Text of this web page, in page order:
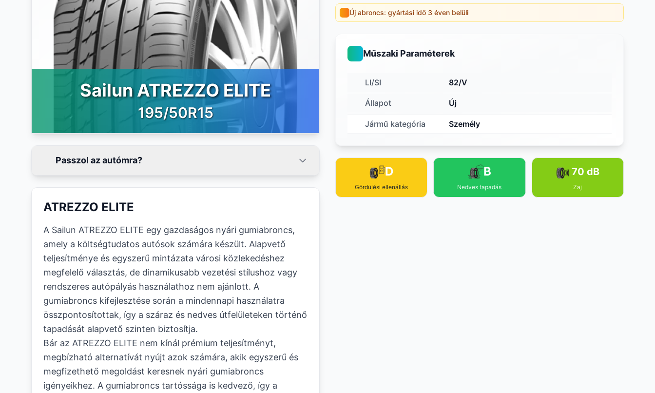
Sailun ATREZZO ELITE
195/50R15
Passzol az autómra?
ATREZZO ELITE
A Sailun ATREZZO ELITE egy gazdaságos nyári gumiabroncs,
amely a költségtudatos autósok számára készült. Alapvető
teljesítménye és egyszerű mintázata városi közlekedéshez
megfelelő választás, de dinamikusabb vezetési stílushoz vagy
rendszeres autópályás használathoz nem ajánlott. A
gumiabroncs kifejlesztése során a mindennapi használatra
összpontosítottak, így a száraz és nedves útfelületeken történő
tapadását alapvető szinten biztosítja.
Bár az ATREZZO ELITE nem kínál prémium teljesítményt,
megbízható alternatívát nyújt azok számára, akik egyszerű és
megfizethető megoldást keresnek nyári gumiabroncs
igényeikhez. A gumiabroncs tartóssága is kedvező, így a
Új abroncs: gyártási idő 3 éven belüli
Műszaki Paraméterek
LI/SI 82/V
Állapot Új
Jármű kategória Személy
D
Gördülési ellenállás
B
Nedves tapadás
70 dB
Zaj